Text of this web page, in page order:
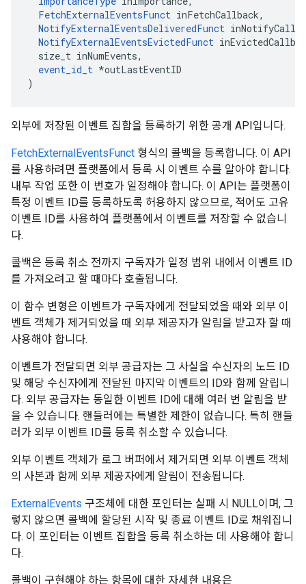
FetchExternalEventsFunct inFetchCallback,
NotifyExternalEventsDeliveredFunct
NotifyExternalEventsEvictedFunct
  size_t inNumEvents,
event_id_t *outLastEventID
)
외부에 저장된 이벤트 집합을 등록하기 위한 공개 API입니다.
FetchExternalEventsFunct 형식의 콜백을 등록합니다. 이 API
를 사용하려면 플랫폼에서 등록 시 이벤트 수를 알아야 합니다.
내부 작업 또한 이 번호가 일정해야 합니다. 이 API는 플랫폼이
특정 이벤트 ID를 등록하도록 허용하지 않으므로, 적어도 고유
이벤트 ID를 사용하여 플랫폼에서 이벤트를 저장할 수 없습니
다.
콜백은 등록 취소 전까지 구독자가 일정 범위 내에서 이벤트 ID
를 가져오려고 할 때마다 호출됩니다.
이 함수 변형은 이벤트가 구독자에게 전달되었을 때와 외부 이
벤트 객체가 제거되었을 때 외부 제공자가 알림을 받고자 할 때
사용해야 합니다.
이벤트가 전달되면 외부 공급자는 그 사실을 수신자의 노드 ID
및 해당 수신자에게 전달된 마지막 이벤트의 ID와 함께 알립니
다. 외부 공급자는 동일한 이벤트 ID에 대해 여러 번 알림을 받
을 수 있습니다. 핸들러에는 특별한 제한이 없습니다. 특히 핸들
러가 외부 이벤트 ID를 등록 취소할 수 있습니다.
외부 이벤트 객체가 로그 버퍼에서 제거되면 외부 이벤트 객체
의 사본과 함께 외부 제공자에게 알림이 전송됩니다.
ExternalEvents 구조체에 대한 포인터는 실패 시 NULL이며, 그
렇지 않으면 콜백에 할당된 시작 및 종료 이벤트 ID로 채워집니
다. 이 포인터는 이벤트 집합을 등록 취소하는 데 사용해야 합니
다.
콜백이 구현해야 하는 항목에 대한 자세한 내용은